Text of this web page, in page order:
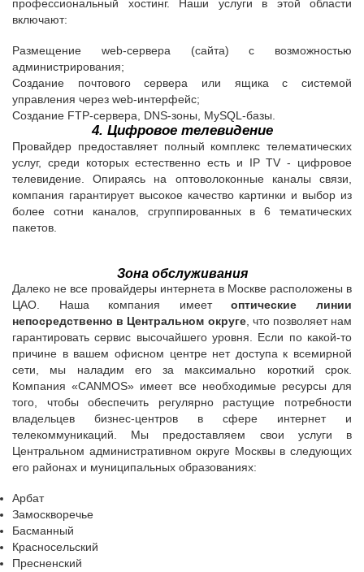
профессиональный хостинг. Наши услуги в этой области
включают:
Размещение web-сервера (сайта) с возможностью
администрирования;
Создание почтового сервера или ящика с системой
управления через web-интерфейс;
Создание FTP-сервера, DNS-зоны, MySQL-базы.
4. Цифровое телевидение
Провайдер предоставляет полный комплекс телематических
услуг, среди которых естественно есть и IP TV - цифровое
телевидение. Опираясь на оптоволоконные каналы связи,
компания гарантирует высокое качество картинки и выбор из
более сотни каналов, сгруппированных в 6 тематических
пакетов.
Зона обслуживания
Далеко не все провайдеры интернета в Москве расположены в
ЦАО. Наша компания имеетоптические линии
непосредственно в Центральном округе, что позволяет нам
гарантировать сервис высочайшего уровня. Если по какой-то
причине в вашем офисном центре нет доступа к всемирной
сети, мы наладим его за максимально короткий срок.
Компания «CANMOS» имеет все необходимые ресурсы для
того, чтобы обеспечить регулярно растущие потребности
владельцев бизнес-центров в сфере интернет и
телекоммуникаций. Мы предоставляем свои услуги в
Центральном административном округе Москвы в следующих
его районах и муниципальных образованиях:
Арбат
Замоскворечье
Басманный
Красносельский
Пресненский